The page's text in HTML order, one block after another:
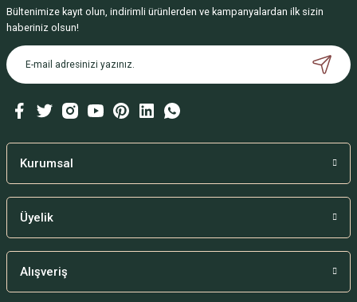
Bültenimize kayıt olun, indirimli ürünlerden ve kampanyalardan ilk sizin
haberiniz olsun!
Kurumsal
Üyelik
Alışveriş